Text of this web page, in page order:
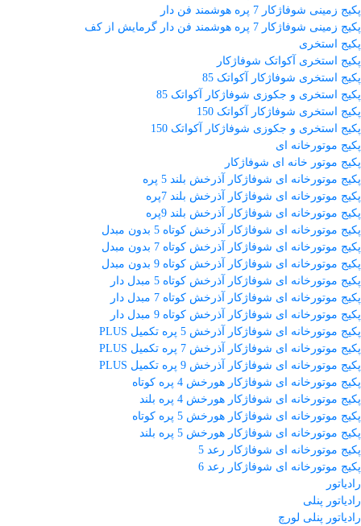
پکیج زمینی شوفاژکار 7 پره هوشمند فن دار
پکیج زمینی شوفاژکار 7 پره هوشمند فن دار گرمایش از کف
پکیج استخری
پکیج استخری آکواتک شوفاژکار
پکیج استخری شوفاژکار آکواتک 85
پکیج استخری و جکوزی شوفاژکار آکواتک 85
پکیج استخری شوفاژکار آکواتک 150
پکیج استخری و جکوزی شوفاژکار آکواتک 150
پکیج موتورخانه ای
پکیج موتور خانه ای شوفاژکار
پکیج موتورخانه ای شوفاژکار آذرخش بلند 5 پره
پکیج موتورخانه ای شوفاژکار آذرخش بلند 7پره
پکیج موتورخانه ای شوفاژکار آذرخش بلند 9پره
پکیج موتورخانه ای شوفاژکار آذرخش کوتاه 5 بدون مبدل
پکیج موتورخانه ای شوفاژکار آذرخش کوتاه 7 بدون مبدل
پکیج موتورخانه ای شوفاژکار آذرخش کوتاه 9 بدون مبدل
پکیج موتورخانه ای شوفاژکار آذرخش کوتاه 5 مبدل دار
پکیج موتورخانه ای شوفاژکار آذرخش کوتاه 7 مبدل دار
پکیج موتورخانه ای شوفاژکار آذرخش کوتاه 9 مبدل دار
پکیج موتورخانه ای شوفاژکار آذرخش 5 پره تکمیل PLUS
پکیج موتورخانه ای شوفاژکار آذرخش 7 پره تکمیل PLUS
پکیج موتورخانه ای شوفاژکار آذرخش 9 پره تکمیل PLUS
پکیج موتورخانه ای شوفاژکار هورخش 4 پره کوتاه
پکیج موتورخانه ای شوفاژکار هورخش 4 پره بلند
پکیج موتورخانه ای شوفاژکار هورخش 5 پره کوتاه
پکیج موتورخانه ای شوفاژکار هورخش 5 پره بلند
پکیج موتورخانه ای شوفاژکار رعد 5
پکیج موتورخانه ای شوفاژکار رعد 6
رادیاتور
رادیاتور پنلی
رادیاتور پنلی لورچ